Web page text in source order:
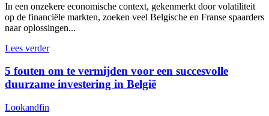
In een onzekere economische context, gekenmerkt door volatiliteit
op de financiële markten, zoeken veel Belgische en Franse spaarders
naar oplossingen...
Lees verder
5 fouten om te vermijden voor een succesvolle
duurzame investering in België
Lookandfin